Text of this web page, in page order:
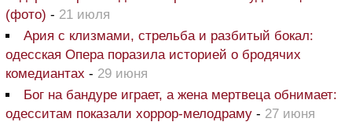
(фото) - 21 июля
Ария с клизмами, стрельба и разбитый бокал:
одесская Опера поразила историей о бродячих
комедиантах - 29 июня
Бог на бандуре играет, а жена мертвеца обнимает:
одесситам показали хоррор-мелодраму - 27 июня